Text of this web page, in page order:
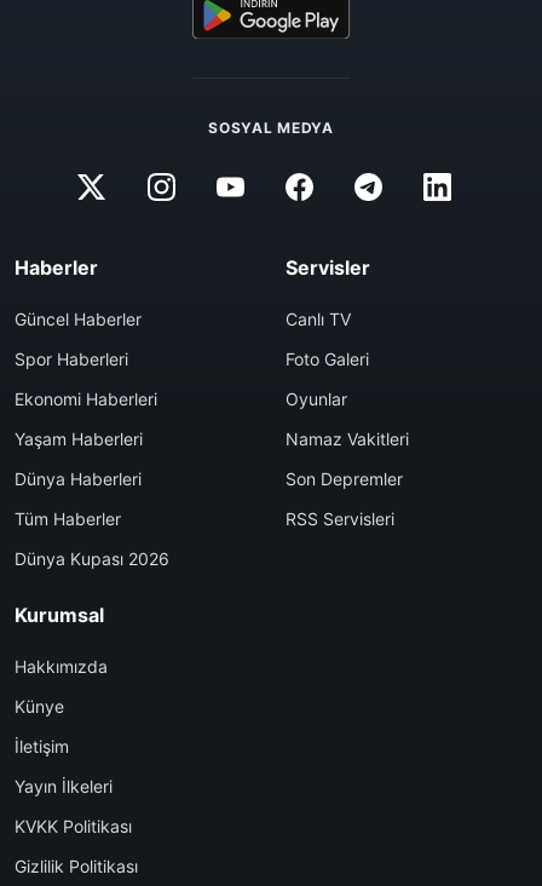
SOSYAL MEDYA
Haberler
Güncel Haberler
Spor Haberleri
Ekonomi Haberleri
Yaşam Haberleri
Dünya Haberleri
Tüm Haberler
Dünya Kupası 2026
Servisler
Canlı TV
Foto Galeri
Oyunlar
Namaz Vakitleri
Son Depremler
RSS Servisleri
Kurumsal
Hakkımızda
Künye
İletişim
Yayın İlkeleri
KVKK Politikası
Gizlilik Politikası